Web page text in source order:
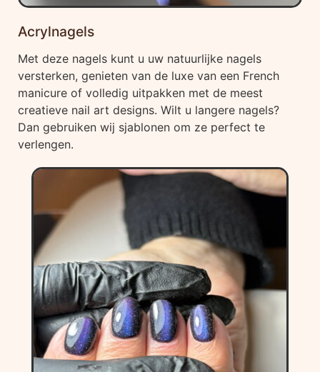
Acrylnagels
Met deze nagels kunt u uw natuurlijke nagels
versterken, genieten van de luxe van een French
manicure of volledig uitpakken met de meest
creatieve nail art designs. Wilt u langere nagels?
Dan gebruiken wij sjablonen om ze perfect te
verlengen.